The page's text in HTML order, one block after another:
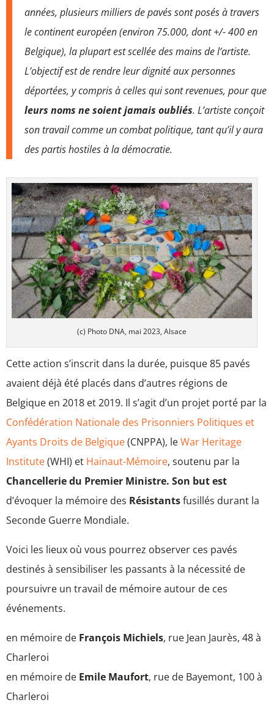
années, plusieurs milliers de pavés sont posés à travers
le continent européen (environ 75.000, dont +/- 400 en
Belgique), la plupart est scellée des mains de l’artiste.
L’objectif est de rendre leur dignité aux personnes
déportées, y compris à celles qui sont revenues, pour que
leurs noms ne soient jamais oubliés. L’artiste conçoit
son travail comme un combat politique, tant qu’il y aura
des partis hostiles à la démocratie.
(c) Photo DNA, mai 2023, Alsace
Cette action s’inscrit dans la durée, puisque 85 pavés
avaient déjà été placés dans d’autres régions de
Belgique en 2018 et 2019. Il s’agit d’un projet porté par la
Confédération Nationale des Prisonniers Politiques et
Ayants Droits de Belgique(CNPPA), leWar Heritage
Institute(WHI) et Hainaut-Mémoire, soutenu par la
Chancellerie du Premier Ministre. Son but est
d’évoquer la mémoire des Résistantsfusillés durant la
Seconde Guerre Mondiale.
Voici les lieux où vous pourrez observer ces pavés
destinés à sensibiliser les passants à la nécessité de
poursuivre un travail de mémoire autour de ces
événements.
en mémoire de François Michiels, rue Jean Jaurès, 48 à
Charleroi
en mémoire de Emile Maufort, rue de Bayemont, 100 à
Charleroi